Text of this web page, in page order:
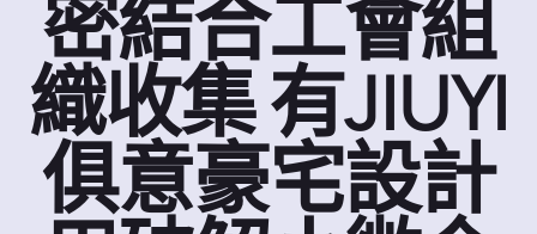
密結合工會組
織收集 有JIUYI
俱意豪宅設計